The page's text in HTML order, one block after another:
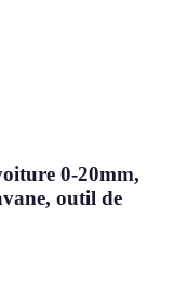
0-20mm,
outil de